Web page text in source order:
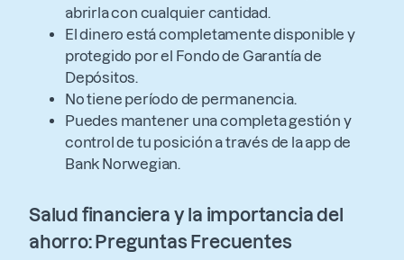
abrirla con cualquier cantidad.
El dinero está completamente disponible y
protegido por el Fondo de Garantía de
Depósitos.
No tiene período de permanencia.
Puedes mantener una completa gestión y
control de tu posición a través de la app de
Bank Norwegian.
Salud financiera y la importancia del
ahorro: Preguntas Frecuentes